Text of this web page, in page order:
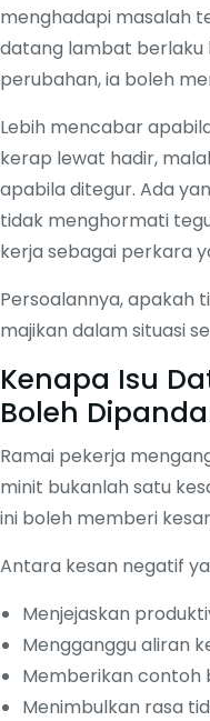
menghadapi masalah
datang lambat berlaku
perubahan, ia boleh
Lebih mencabar
kerap lewat hadir,
apabila ditegur. Ada
tidak menghormati
kerja sebagai perkara
Persoalannya, apakah
majikan dalam situasi
Kenapa Isu
Boleh
Ramai pekerja
minit bukanlah satu
ini boleh memberi
Antara kesan negatif
Menjejaskan
Mengganggu aliran
Memberikan contoh
Menimbulkan rasa